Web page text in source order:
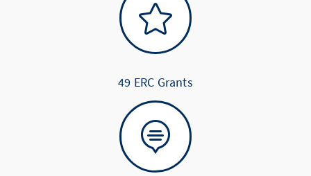

49 ERC Grants
